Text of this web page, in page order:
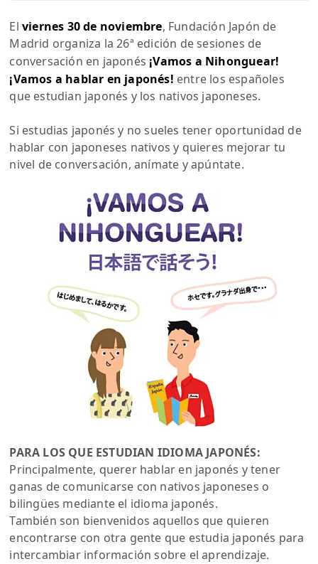
Elviernes 30 de noviembre, Fundación Japón de
Madrid organiza la 26ª edición de sesiones de
conversación en japonés ¡Vamos a Nihonguear!
¡Vamos a hablar en japonés! entre los españoles
que estudian japonés y los nativos japoneses.
Si estudias japonés y no sueles tener oportunidad de
hablar con japoneses nativos y quieres mejorar tu
nivel de conversación, anímate y apúntate.
PARA LOS QUE ESTUDIAN IDIOMA JAPONÉS:
Principalmente, querer hablar en japonés y tener
ganas de comunicarse con nativos japoneses o
bilingües mediante el idioma japonés.
También son bienvenidos aquellos que quieren
encontrarse con otra gente que estudia japonés para
intercambiar información sobre el aprendizaje.